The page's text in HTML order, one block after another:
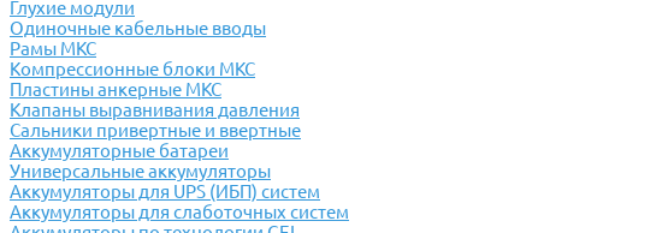
Глухие модули
Одиночные кабельные вводы
Рамы МКС
Компрессионные блоки МКС
Пластины анкерные МКС
Клапаны выравнивания давления
Сальники привертные и ввертные
Аккумуляторные батареи
Универсальные аккумуляторы
Аккумуляторы для UPS (ИБП) систем
Аккумуляторы для слаботочных систем